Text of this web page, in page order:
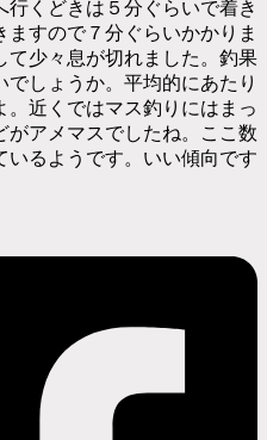
くどきは５分ぐらいで着き
すので７分ぐらいかかりま
て少々息が切れました。釣果
しょうか。平均的にあたり
近くではマス釣りにはまっ
アメマスでしたね。ここ数
るようです。いい傾向です